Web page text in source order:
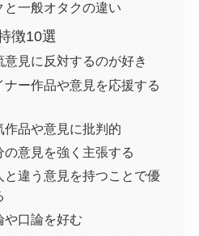
と一般オタクの違い
徴10選
見に反対するのが好き
ー作品や意見を応援する
品や意見に批判的
意見を強く主張する
違う意見を持つことで優
口論を好む